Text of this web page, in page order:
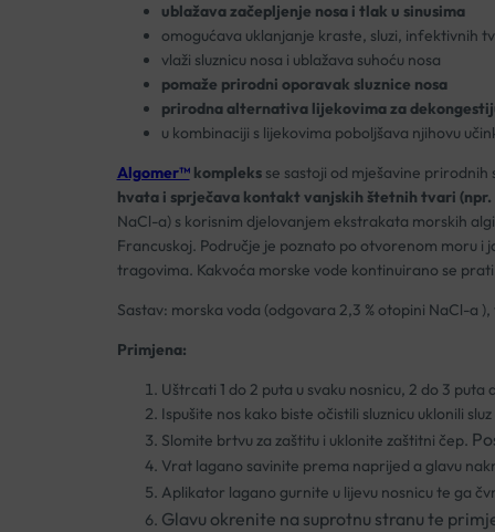
ublažava začepljenje nosa i tlak u sinusima
omogućava uklanjanje kraste, sluzi, infektivnih
vlaži sluznicu nosa i ublažava suhoću nosa
pomaže prirodni oporavak sluznice nosa
prirodna alternativa lijekovima za
u kombinaciji s lijekovima poboljšava njihovu
Algomer™kompleksse sastoji od mješavine prirodnih
hvata i sprječava kontakt vanjskih štetnih tvari (npr.
NaCl-a) s korisnim djelovanjem ekstrakata morskih
Francuskoj. Područje je poznato po otvorenom moru
tragovima. Kakvoća morske vode kontinuirano se
Sastav: morska voda (odgovara 2,3 % otopini NaCl-a
Primjena:
Uštrcati 1 do 2 puta u svaku nosnicu, 2 do 3 puta
Ispušite nos kako biste očistili sluznicu uklonili
Slomite brtvu za zaštitu i uklonite zaštitni čep.
Vrat lagano savinite prema naprijed a glavu
Aplikator lagano gurnite u lijevu nosnicu te ga
Glavu okrenite na suprotnu stranu te